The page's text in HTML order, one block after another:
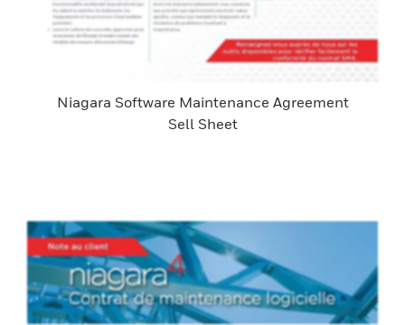
Niagara Software Maintenance Agreement
Sell Sheet